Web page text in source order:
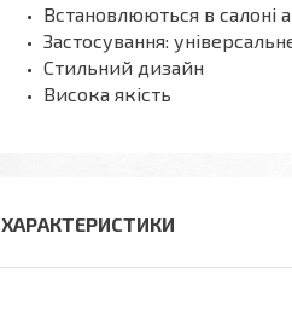
Встановлюються в салоні
Застосування:
Стильний дизайн
Висока якість
ХАРАКТЕРИСТИКИ